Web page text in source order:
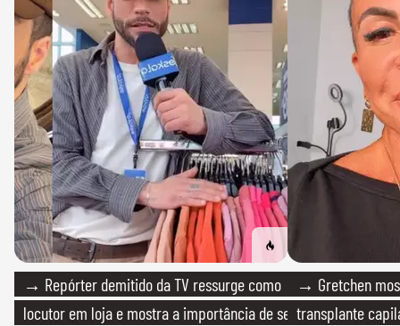
→ Repórter demitido da TV ressurge como
locutor em loja e mostra a importância de ser
→ Gretchen
transplante